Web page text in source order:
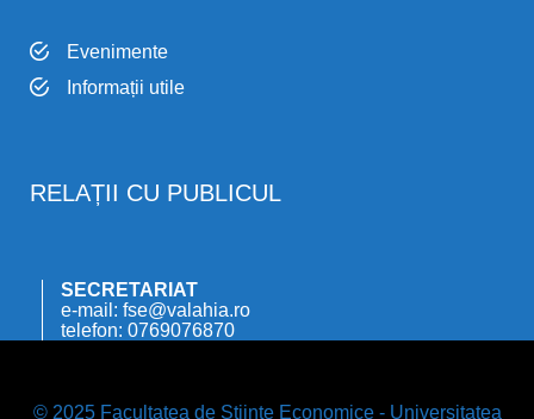
Evenimente
Informații utile
RELAȚII CU PUBLICUL
SECRETARIAT
e-mail: fse@valahia.ro
telefon: 0769076870
© 2025 Facultatea de Științe Economice - Universitatea